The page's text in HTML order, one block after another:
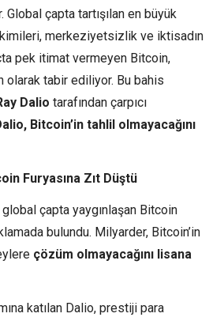
çapta tartışılan en büyük
merkeziyetsizlik ve iktisadın
pek itimat vermeyen Bitcoin,
olarak tabir ediliyor. Bu bahis
Dalio tarafından çarpıcı
Bitcoin’in tahlil olmayacağını
Furyasına Zıt Düştü
global çapta yaygınlaşan Bitcoin
bulundu. Milyarder, Bitcoin’in
çözüm olmayacağını lisana
katılan Dalio, prestiji para